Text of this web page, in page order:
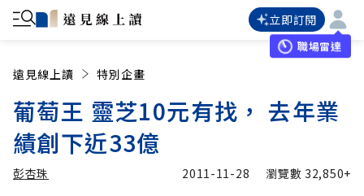
立即訂閱
職場雷達
遠見線上讀 特別企畫
葡萄王 靈芝10元有找， 去年業
績創下近33億
彭杏珠 2011-11-28 瀏覽數 32,850+